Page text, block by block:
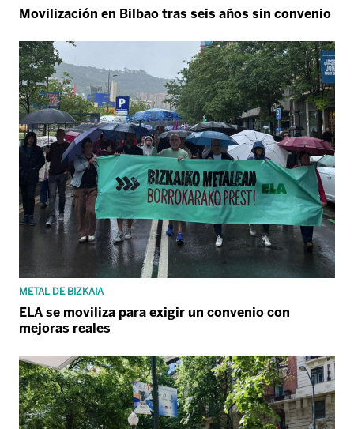
Movilización en Bilbao tras seis años sin convenio
METAL DE BIZKAIA
ELA se moviliza para exigir un convenio con
mejoras reales